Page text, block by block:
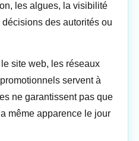
les algues, la visibilité
des autorités ou
site web, les réseaux
servent à
ne garantissent pas que
même apparence le jour